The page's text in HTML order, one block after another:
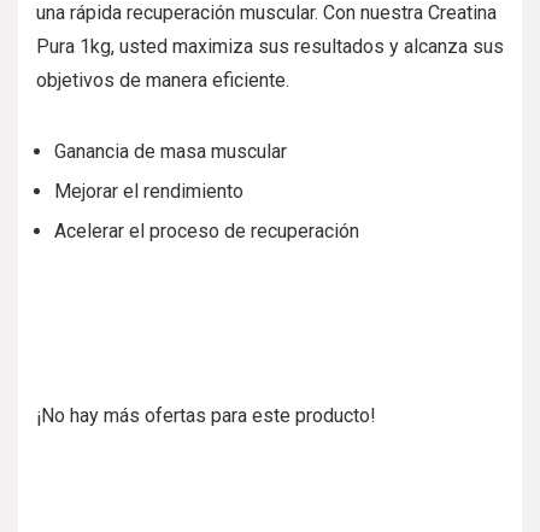
una rápida recuperación muscular. Con nuestra Creatina
Pura 1kg, usted maximiza sus resultados y alcanza sus
objetivos de manera eficiente.
Ganancia de masa muscular
Mejorar el rendimiento
Acelerar el proceso de recuperación
¡No hay más ofertas para este producto!